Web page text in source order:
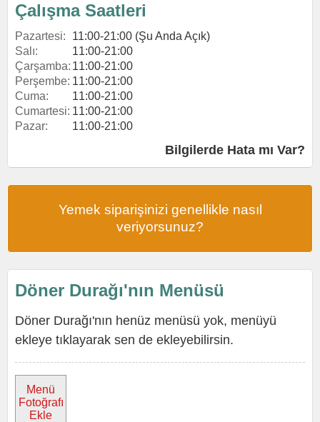
Çalışma Saatleri
Pazartesi:
11:00-21:00 (Şu Anda Açık)
Salı:
11:00-21:00
Çarşamba: 11:00-21:00
Perşembe: 11:00-21:00
Cuma:
11:00-21:00
Cumartesi: 11:00-21:00
Pazar:
11:00-21:00
Bilgilerde Hata mı Var?
Yemek siparişinizi genellikle nasıl
veriyorsunuz?
Döner Durağı'nın Menüsü
Döner Durağı'nın henüz menüsü yok, menüyü
ekleye tıklayarak sen de ekleyebilirsin.
Menü
Fotoğrafı
Ekle